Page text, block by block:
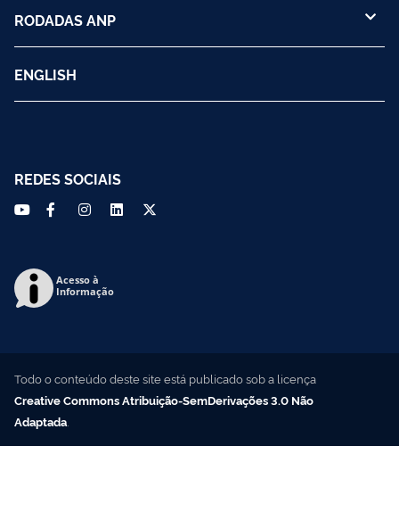
RODADAS ANP
ENGLISH
REDES SOCIAIS
Acesso à
Informação
Todo o conteúdo deste site está publicado sob a licença
Creative Commons Atribuição-SemDerivações 3.0 Não
Adaptada